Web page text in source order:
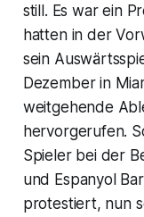
still. Es war ein
hatten in der
sein
Dezember in
weitgehende
hervorgerufen.
Spieler bei der
und Espanyol
protestiert, nun